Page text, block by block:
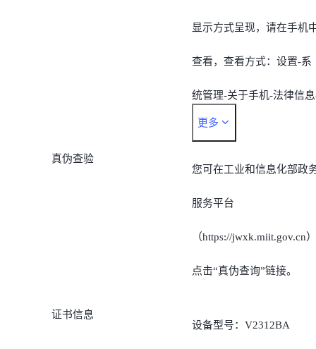
显示方式呈现，请在手机
查看，查看方式：设置-系
统管理-关于手机-法律信
认证信息* *由于不同机型
的查看路径存在差异，也
以通过手机的搜索功能搜
“认证信息”，即可对手机
置的电子进网许可标志快
更多
真伪查验
您可在工业和信息化部政
服务平台
（https://jwxk.miit.gov.cn）
点击“真伪查询”链接。
证书信息
设备型号：V2312BA